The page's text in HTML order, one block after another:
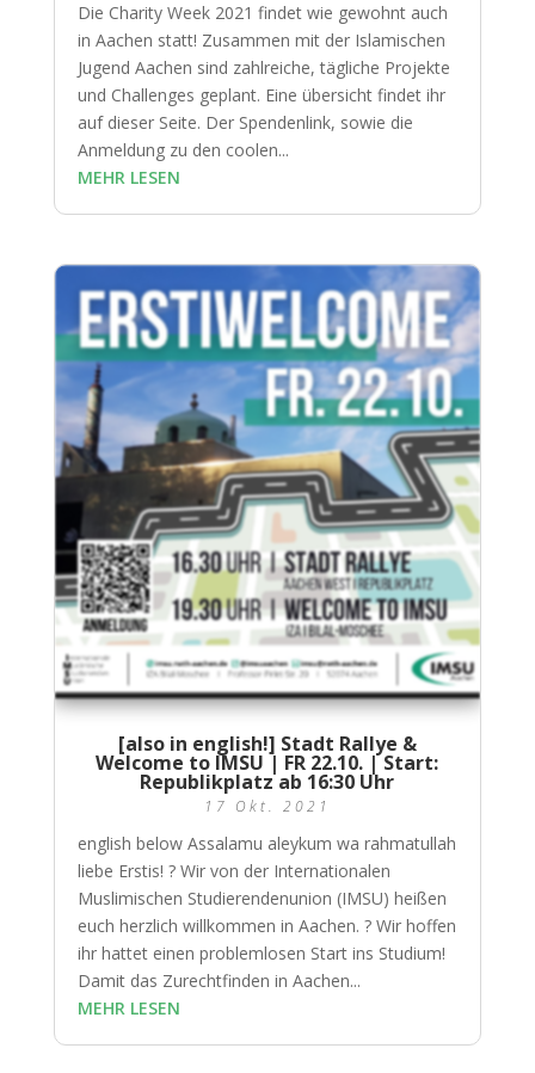
Die Charity Week 2021 findet wie gewohnt auch
in Aachen statt! Zusammen mit der Islamischen
Jugend Aachen sind zahlreiche, tägliche Projekte
und Challenges geplant. Eine übersicht findet ihr
auf dieser Seite. Der Spendenlink, sowie die
Anmeldung zu den coolen...
MEHR LESEN
[also in english!] Stadt Rallye &
Welcome to IMSU | FR 22.10. | Start:
Republikplatz ab 16:30 Uhr
17 Okt. 2021
english below Assalamu aleykum wa rahmatullah
liebe Erstis! ? Wir von der Internationalen
Muslimischen Studierendenunion (IMSU) heißen
euch herzlich willkommen in Aachen. ? Wir hoffen
ihr hattet einen problemlosen Start ins Studium!
Damit das Zurechtfinden in Aachen...
MEHR LESEN